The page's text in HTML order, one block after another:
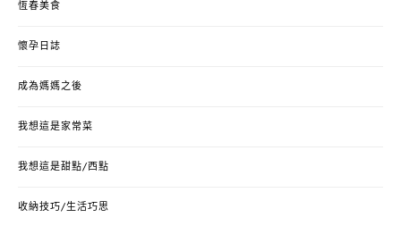
恆春美食
懷孕日誌
成為媽媽之後
我想這是家常菜
我想這是甜點/西點
收納技巧/生活巧思